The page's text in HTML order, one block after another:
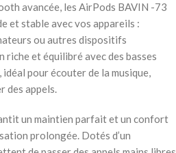
avancée, les AirPods BAVIN -73
et stable avec vos appareils :
ou autres dispositifs
riche et équilibré avec des basses
pour écouter de la musique,
des appels.
un maintien parfait et un confort
prolongée. Dotés d’un